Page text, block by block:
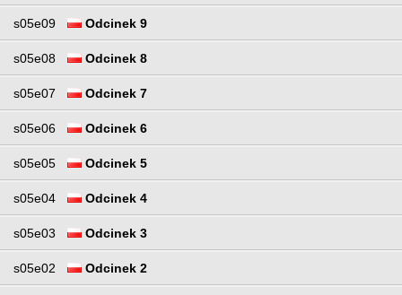
s05e09 Odcinek 9
s05e08 Odcinek 8
s05e07 Odcinek 7
s05e06 Odcinek 6
s05e05 Odcinek 5
s05e04 Odcinek 4
s05e03 Odcinek 3
s05e02 Odcinek 2